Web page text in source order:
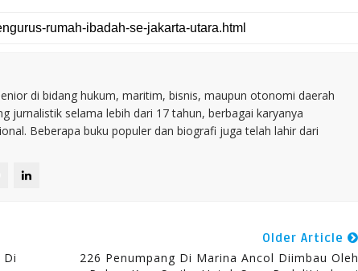
di bidang hukum, maritim, bisnis, maupun otonomi daerah
jurnalistik selama lebih dari 17 tahun, berbagai karyanya
Beberapa buku populer dan biografi juga telah lahir dari
Di
Older Article
226 Penumpang Di Marina Ancol Diimbau Oleh